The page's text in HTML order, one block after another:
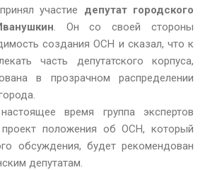
участие депутат городского
. Он со своей стороны
создания ОСН и сказал, что к
часть депутатского корпуса,
в прозрачном распределении
время группа экспертов
проект положения об ОСН, который
обсуждения, будет рекомендован
депутатам.